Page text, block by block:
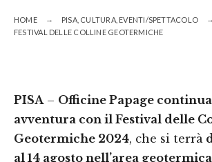
HOME PISA, CULTURA, EVENTI/SPETTACOLO
FESTIVAL DELLE COLLINE GEOTERMICHE
PISA– Officine Papage
avventura con il Festival delle
Geotermiche 2024, che si terrà
al 14 agosto nell’area